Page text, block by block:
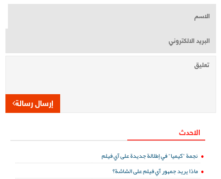
إرسال رسالة
الاحدث
نجمة "كيميا" في إطلالة جديدة على آي فيلم
ماذا يريد جمهور آي فيلم على الشاشة؟